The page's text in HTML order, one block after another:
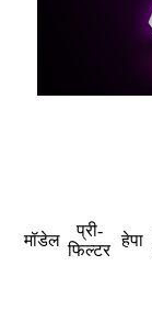
मॉडेल
प्री-
फिल्टर
हेपा